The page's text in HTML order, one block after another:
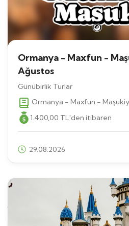
Ormanya - Maxfun -
Ağustos
Günübirlik Turlar
Ormanya - Maxfun -
1.400 ,00 TL 'den itibaren
29.08.2026